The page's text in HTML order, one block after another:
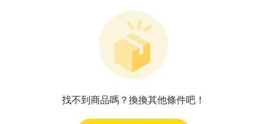
找不到商品嗎？換換其他條件吧！